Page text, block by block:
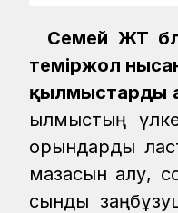
Семей ЖТ
теміржол
қылмыстарды
Қылмыстың
орындарды
мазасын алу,
сынды